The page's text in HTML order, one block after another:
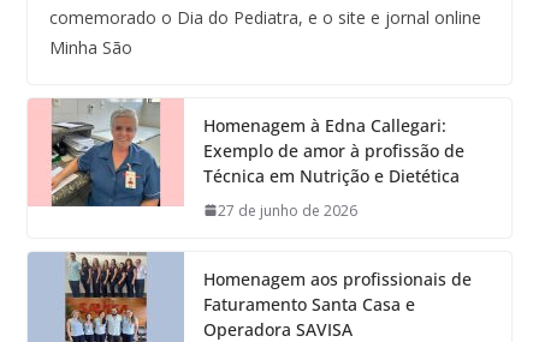
comemorado o Dia do Pediatra, e o site e jornal online
Minha São
Homenagem à Edna Callegari:
Exemplo de amor à profissão de
Técnica em Nutrição e Dietética
27 de junho de 2026
Homenagem aos profissionais de
Faturamento Santa Casa e
Operadora SAVISA